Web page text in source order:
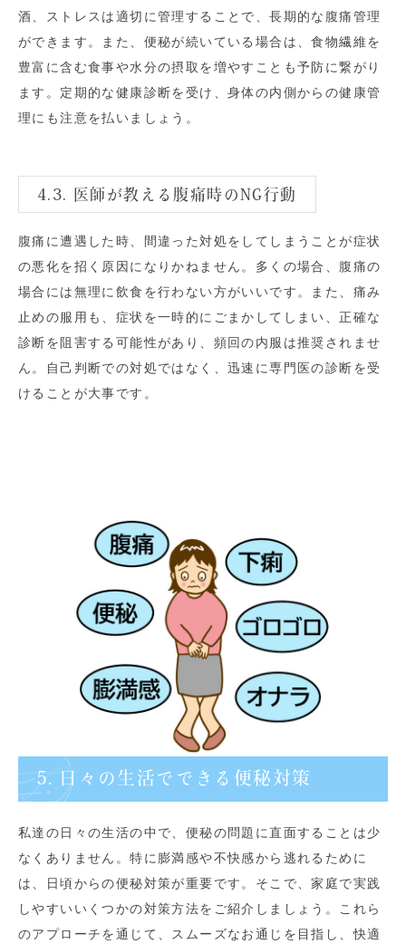
酒、ストレスは適切に管理することで、長期的な腹痛管理
ができます。また、便秘が続いている場合は、食物繊維を
豊富に含む食事や水分の摂取を増やすことも予防に繋がり
ます。定期的な健康診断を受け、身体の内側からの健康管
理にも注意を払いましょう。
4.3. 医師が教える腹痛時のNG行動
腹痛に遭遇した時、間違った対処をしてしまうことが症状
の悪化を招く原因になりかねません。多くの場合、腹痛の
場合には無理に飲食を行わない方がいいです。また、痛み
止めの服用も、症状を一時的にごまかしてしまい、正確な
診断を阻害する可能性があり、頻回の内服は推奨されませ
ん。自己判断での対処ではなく、迅速に専門医の診断を受
けることが大事です。
5. 日々の生活でできる便秘対策
私達の日々の生活の中で、便秘の問題に直面することは少
なくありません。特に膨満感や不快感から逃れるために
は、日頃からの便秘対策が重要です。そこで、家庭で実践
しやすいいくつかの対策方法をご紹介しましょう。これら
のアプローチを通じて、スムーズなお通じを目指し、快適